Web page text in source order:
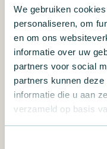
We gebruiken
personaliseren, om
en om ons
informatie over uw
partners voor social
partners kunnen
informatie die u aan
verzameld op basis
Jeroen de
Partner
FAQs